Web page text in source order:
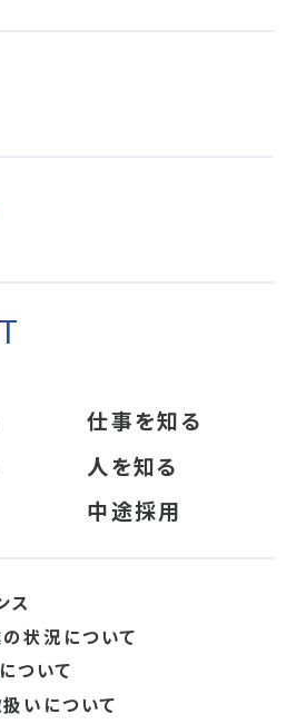
仕事を知る
人を知る
中途採用
ス
状況について
ついて
いについて